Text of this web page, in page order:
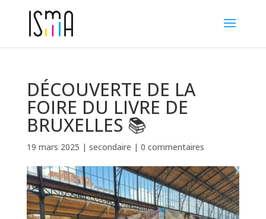
DÉCOUVERTE DE LA
FOIRE DU LIVRE DE
BRUXELLES 📚
19 mars 2025 | secondaire | 0 commentaires